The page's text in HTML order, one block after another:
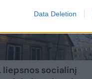
Data Deletion
liepsnos socialinį